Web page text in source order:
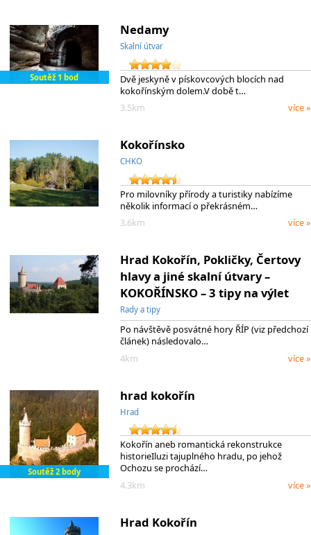
Soutěž 1 bod
Nedamy
Skalní útvar
Dvě jeskyně v pískovcových blocích nad
kokořínským dolem.V době t…
3.5km
více »
Kokořínsko
CHKO
Pro milovníky přírody a turistiky nabízíme
několik informací o překrásném…
3.6km
více »
Hrad Kokořín, Pokličky, Čertovy
hlavy a jiné skalní útvary –
KOKOŘÍNSKO – 3 tipy na výlet
Rady a tipy
Po návštěvě posvátné hory ŘÍP (viz předchozí
článek) následovalo…
4km
více »
Soutěž 2 body
hrad kokořín
Hrad
Kokořín aneb romantická rekonstrukce
historieIluzi tajuplného hradu, po jehož
Ochozu se prochází…
4.3km
více »
Hrad Kokořín